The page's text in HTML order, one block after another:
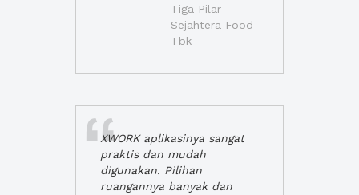
Tiga Pilar
Sejahtera Food
Tbk
XWORK aplikasinya sangat
praktis dan mudah
digunakan. Pilihan
ruangannya banyak dan